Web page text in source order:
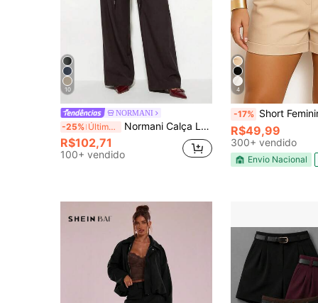
10
NORMANI
-25% Últimos 3 dias Normani Calça Longa Casual Versátil para Trabalho Feminina, Cor Sólida, Marrom Escuro, Outono, Dia dos Professores, Escritório
R$102,71
100+ vendido
4
-17% Short Feminino Alfaiataria Cintura
R$49,99
300+ vendido
Envio Nacional